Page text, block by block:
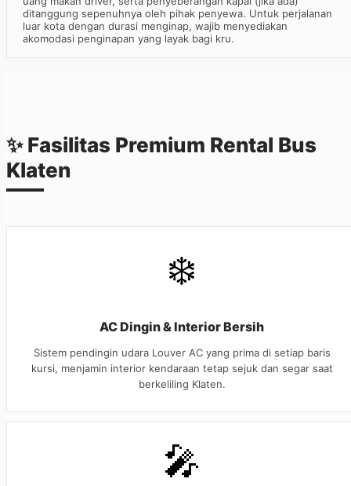
ditanggung sepenuhnya oleh pihak penyewa. Untuk perjalanan
luar kota dengan durasi menginap, wajib menyediakan
akomodasi penginapan yang layak bagi kru.
✨ Fasilitas Premium Rental Bus
Klaten
❄️
AC Dingin & Interior Bersih
Sistem pendingin udara Louver AC yang prima di setiap baris
kursi, menjamin interior kendaraan tetap sejuk dan segar saat
berkeliling Klaten.
🎤